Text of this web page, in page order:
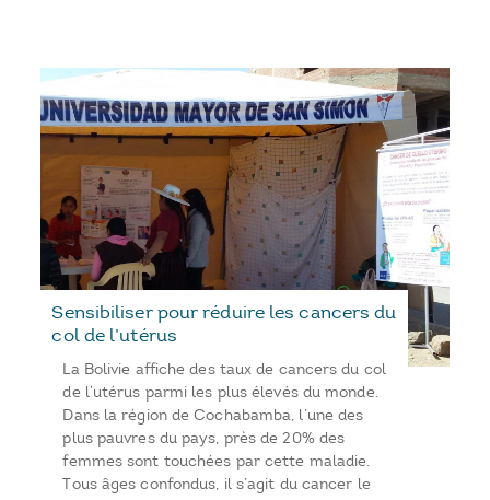
Sensibiliser pour réduire les cancers du
col de l’utérus
La Bolivie affiche des taux de cancers du col
de l’utérus parmi les plus élevés du monde.
Dans la région de Cochabamba, l’une des
plus pauvres du pays, près de 20% des
femmes sont touchées par cette maladie.
Tous âges confondus, il s’agit du cancer le